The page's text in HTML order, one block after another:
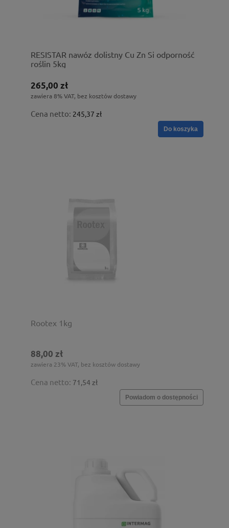
RESISTAR nawóz dolistny Cu Zn Si odporność
roślin 5kg
265,00 zł
zawiera 8% VAT, bez kosztów dostawy
Cena netto: 245,37 zł
Do koszyka
Rootex 1kg
88,00 zł
zawiera 23% VAT, bez kosztów dostawy
Cena netto: 71,54 zł
Powiadom o dostępności